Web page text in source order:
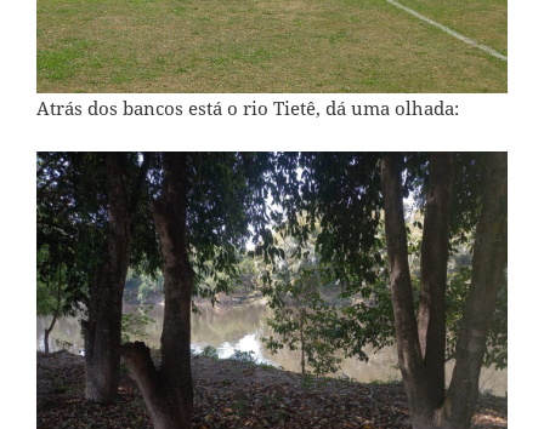
Atrás dos bancos está o rio Tietê, dá uma olhada: